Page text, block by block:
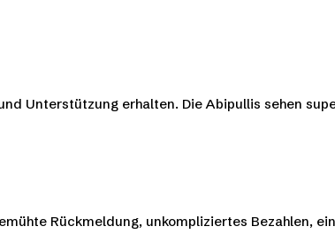
Unterstützung erhalten. Die Abipullis sehen
Rückmeldung, unkompliziertes Bezahlen,